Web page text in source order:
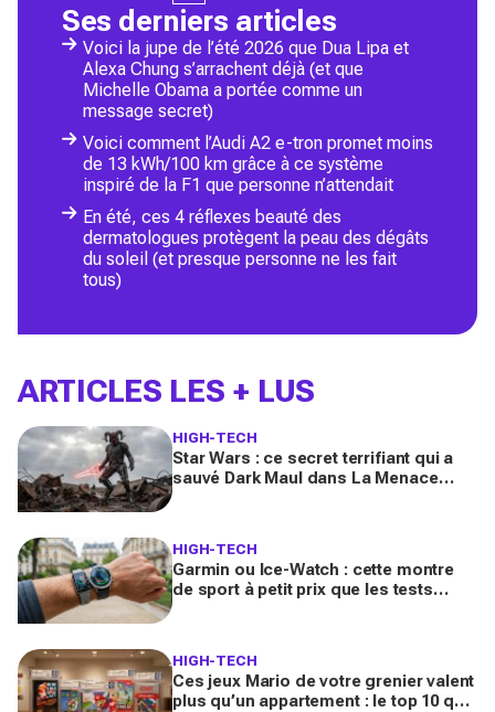
Ses derniers articles
Voici la jupe de l’été 2026 que Dua Lipa et
Alexa Chung s’arrachent déjà (et que
Michelle Obama a portée comme un
message secret)
Voici comment l’Audi A2 e-tron promet moins
de 13 kWh/100 km grâce à ce système
inspiré de la F1 que personne n’attendait
En été, ces 4 réflexes beauté des
dermatologues protègent la peau des dégâts
du soleil (et presque personne ne les fait
tous)
ARTICLES LES + LUS
HIGH-TECH
Star Wars : ce secret terrifiant qui a
sauvé Dark Maul dans La Menace
HIGH-TECH
Garmin ou Ice-Watch : cette montre
de sport à petit prix que les tests
HIGH-TECH
Ces jeux Mario de votre grenier valent
plus qu’un appartement : le top 10 que